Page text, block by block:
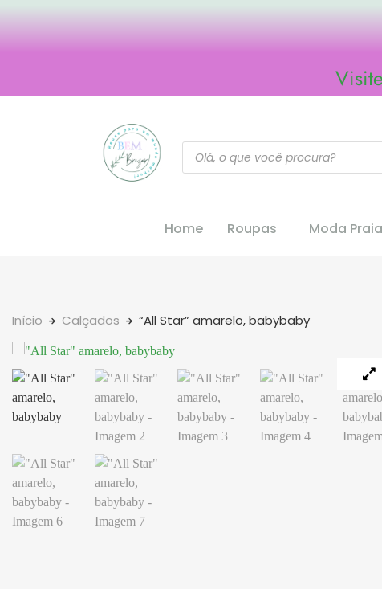
Home Roupas Moda
Início Calçados “All Star” amarelo, babybaby